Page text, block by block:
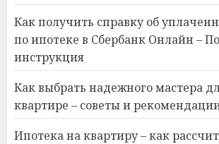
Как получить справку об
по ипотеке в Сбербанк Онлайн –
инструкция
Как выбрать надежного мастера
квартире – советы и
Ипотека на квартиру – как